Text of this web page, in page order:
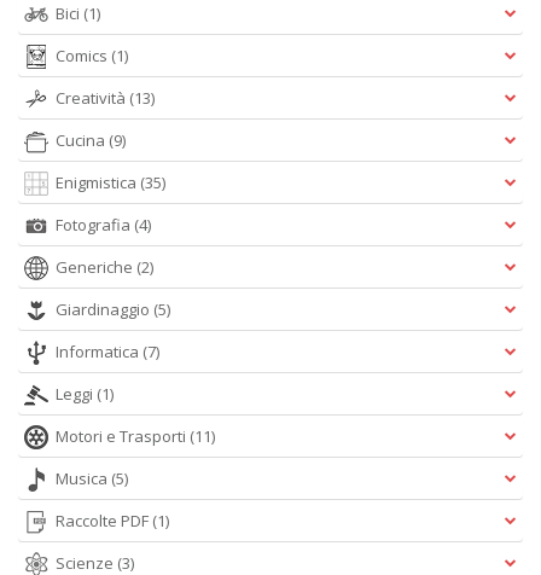
Bici (1)
Comics (1)
Creatività (13)
Cucina (9)
Enigmistica (35)
Fotografia (4)
Generiche (2)
Giardinaggio (5)
Informatica (7)
Leggi (1)
Motori e Trasporti (11)
Musica (5)
Raccolte PDF (1)
Scienze (3)